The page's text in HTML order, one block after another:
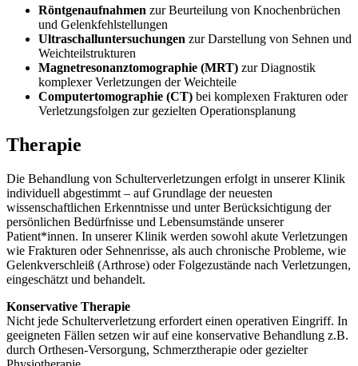
Röntgenaufnahmen zur Beurteilung von Knochenbrüchen
und Gelenkfehlstellungen
Ultraschalluntersuchungen zur Darstellung von Sehnen und
Weichteilstrukturen
Magnetresonanztomographie (MRT) zur Diagnostik
komplexer Verletzungen der Weichteile
Computertomographie (CT) bei komplexen Frakturen oder
Verletzungsfolgen zur gezielten Operationsplanung
Therapie
Die Behandlung von Schulterverletzungen erfolgt in unserer Klinik
individuell abgestimmt – auf Grundlage der neuesten
wissenschaftlichen Erkenntnisse und unter Berücksichtigung der
persönlichen Bedürfnisse und Lebensumstände unserer
Patient*innen. In unserer Klinik werden sowohl akute Verletzungen
wie Frakturen oder Sehnenrisse, als auch chronische Probleme, wie
Gelenkverschleiß (Arthrose) oder Folgezustände nach Verletzungen,
eingeschätzt und behandelt.
Konservative Therapie
Nicht jede Schulterverletzung erfordert einen operativen Eingriff. In
geeigneten Fällen setzen wir auf eine konservative Behandlung z.B.
durch Orthesen-Versorgung, Schmerztherapie oder gezielter